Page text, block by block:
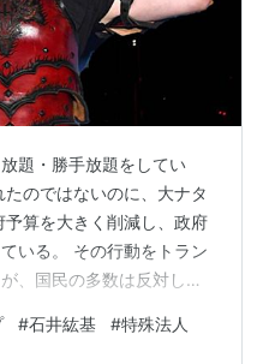
題・勝手放題をしてい
のではないのに、大ナタ
算を大きく削減し、政府
いる。 その行動をトラン
、国民の多数は反対して
ばかりの政府首脳たちで
#石井紘基 #特殊法人